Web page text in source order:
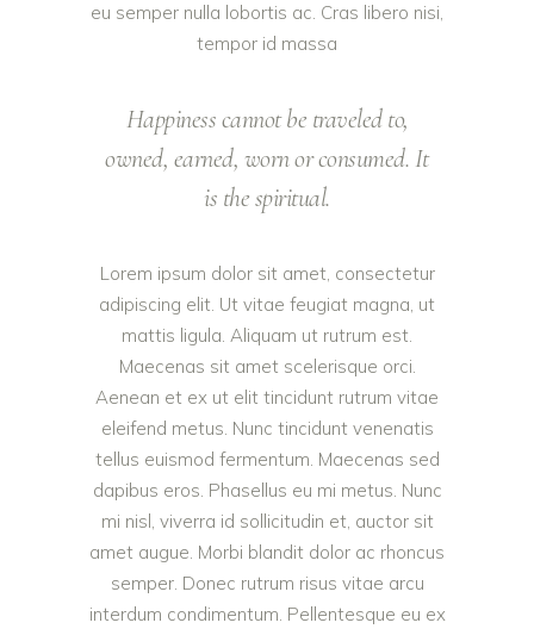
eu semper nulla lobortis ac. Cras libero nisi,
tempor id massa
Happiness cannot be traveled to,
owned, earned, worn or consumed. It
is the spiritual.
Lorem ipsum dolor sit amet, consectetur
adipiscing elit. Ut vitae feugiat magna, ut
mattis ligula. Aliquam ut rutrum est.
Maecenas sit amet scelerisque orci.
Aenean et ex ut elit tincidunt rutrum vitae
eleifend metus. Nunc tincidunt venenatis
tellus euismod fermentum. Maecenas sed
dapibus eros. Phasellus eu mi metus. Nunc
mi nisl, viverra id sollicitudin et, auctor sit
amet augue. Morbi blandit dolor ac rhoncus
semper. Donec rutrum risus vitae arcu
interdum condimentum. Pellentesque eu ex